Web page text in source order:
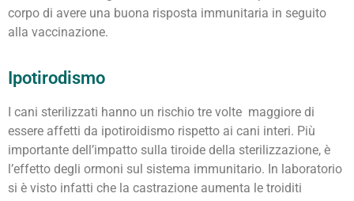
corpo di avere una buona risposta immunitaria in seguito
alla vaccinazione.
Ipotirodismo
I cani sterilizzati hanno un rischio tre volte maggiore di
essere affetti da ipotiroidismo rispetto ai cani interi. Più
importante dell’impatto sulla tiroide della sterilizzazione, è
l’effetto degli ormoni sul sistema immunitario. In laboratorio
si è visto infatti che la castrazione aumenta le troiditi